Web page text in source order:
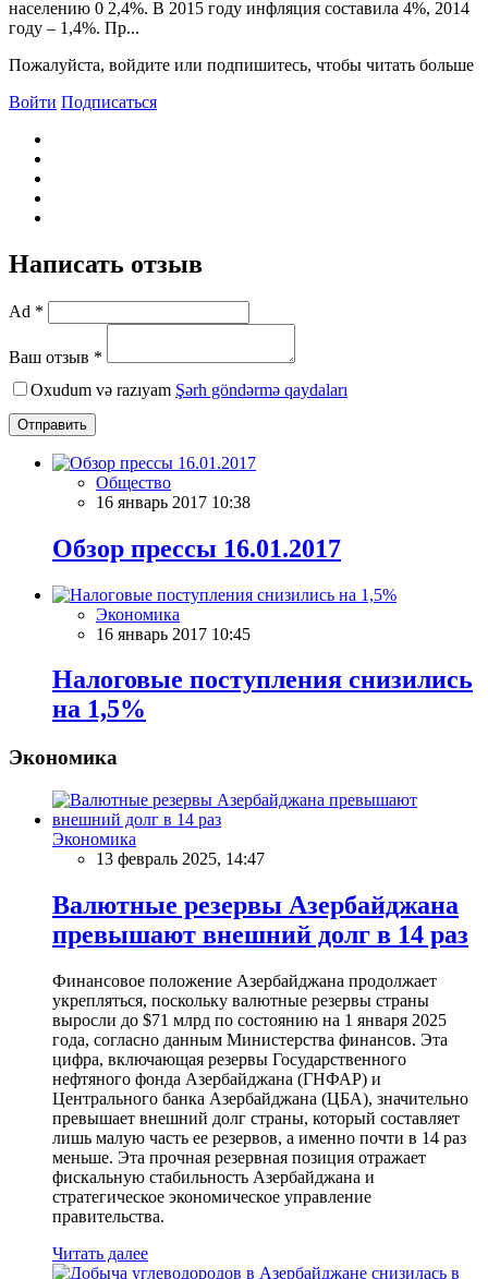
населению 0 2,4%. В 2015 году инфляция составила 4%, 2014
году – 1,4%. Пр...
Пожалуйста, войдите или подпишитесь, чтобы читать больше
Войти Подписаться
Написать отзыв
Ad *
Ваш отзыв *
Oxudum və razıyam Şərh göndərmə qaydaları
Отправить
Общество
16 январь 2017 10:38
Обзор прессы 16.01.2017
Экономика
16 январь 2017 10:45
Налоговые поступления снизились
на 1,5%
Экономика
Экономика
13 февраль 2025, 14:47
Валютные резервы Азербайджана
превышают внешний долг в 14 раз
Финансовое положение Азербайджана продолжает
укрепляться, поскольку валютные резервы страны
выросли до $71 млрд по состоянию на 1 января 2025
года, согласно данным Министерства финансов. Эта
цифра, включающая резервы Государственного
нефтяного фонда Азербайджана (ГНФАР) и
Центрального банка Азербайджана (ЦБА), значительно
превышает внешний долг страны, который составляет
лишь малую часть ее резервов, а именно почти в 14 раз
меньше. Эта прочная резервная позиция отражает
фискальную стабильность Азербайджана и
стратегическое экономическое управление
правительства.
Читать далее